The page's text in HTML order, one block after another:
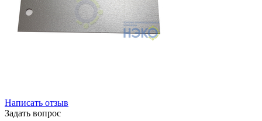
Написать отзыв
Задать вопрос